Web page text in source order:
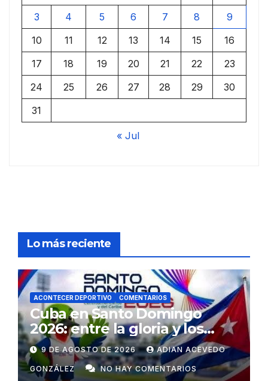
3
4 5 6 7 8
9
10
11 12 13 14 15
16
17
18 19 20 21 22
23
24
25 26 27 28 29
30
31
« Jul
Lo más reciente
ACONTECER DEPORTIVO COMENTARIOS
Cuba en Santo Domingo
2026: entre la gloria y los
desafíos
9 DE AGOSTO DE 2026 ADIAN ACEVEDO
GONZÁLEZ NO HAY COMENTARIOS